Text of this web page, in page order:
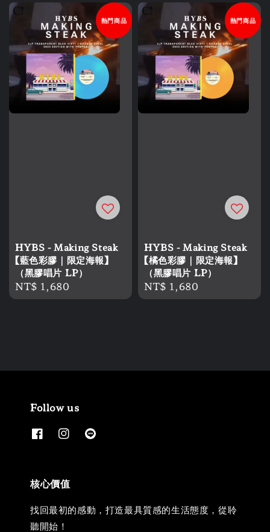
熱門商品
HYBS - Making Steak
【藍色彩膠｜限定海報】
（黑膠唱片 LP）
Regular
price
NT$ 1,680
熱門商品
HYBS - Making Steak
【橘色彩膠｜限定海報】
（黑膠唱片 LP）
Regular
price
NT$ 1,680
Follow us
核心價值
找回最初的感動，打造最具質感的生活態度，從聆
聽開始！